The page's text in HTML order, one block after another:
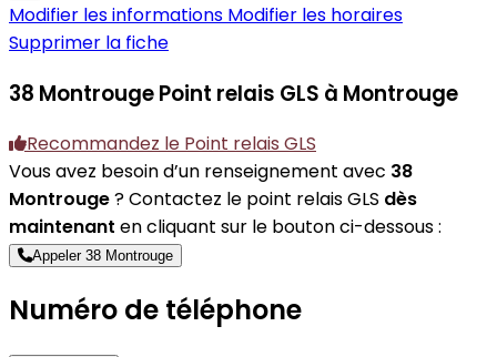
Modifier les informations Modifier les horaires
Supprimer la fiche
38 MontrougePoint relais GLS à Montrouge
Recommandez le Point relais GLS
Vous avez besoin d’un renseignement avec 38
Montrouge? Contactez le point relais GLS dès
maintenant en cliquant sur le bouton ci-dessous :
Appeler 38 Montrouge
Numéro de téléphone